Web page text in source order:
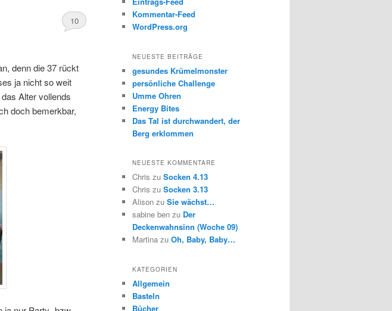
10
denn die 37 rückt
ja nicht so weit
Alter vollends
doch bemerkbar,
Kommentar-Feed
WordPress.org
NEUESTE BEITRÄGE
gesundes Krümelmonster
persönliche Challenge
Umme Ohren
Energy Bites
Das Tal ist durchwandert, der
Berg erklommen
NEUESTE KOMMENTARE
Chris zu Socken 4.13
Chris zu Socken 3.13
Alison zu Sie wächst…
sabine ben zu Der
Deckenwahnsinn (Woche 09)
Martina zu Oh, Baby, Baby…
KATEGORIEN
Allgemein
Basteln
Bücher